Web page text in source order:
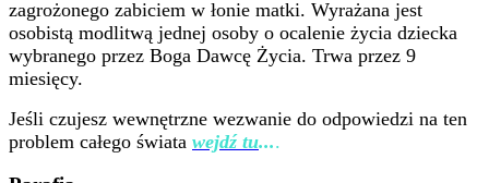
zagrożonego zabiciem w łonie matki. Wyrażana jest
osobistą modlitwą jednej osoby o ocalenie życia dziecka
wybranego przez Boga Dawcę Życia. Trwa przez 9
miesięcy.
Jeśli czujesz wewnętrzne wezwanie do odpowiedzi na ten
problem całego świata wejdź tu....